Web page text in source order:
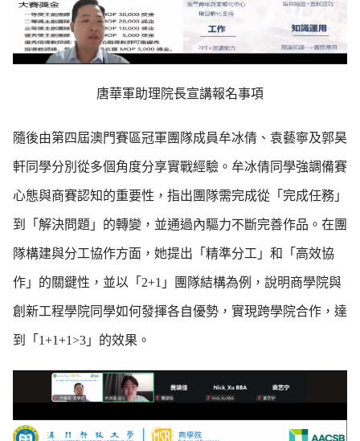
唐華軍助理院長宣講報名事項
隨後由第四屆澳門賽區冠軍團隊成員牟冰倩、袁藝寧及郭昊
軒同學分別從多個角度分享實戰經驗。牟冰倩同學強調備賽
心態與商賽認知的重要性，指出團隊需完成從「完成任務」
到「解決問題」的轉變，並通過內驅力不斷完善作品。在團
隊構建與分工協作方面，她提出「精準分工」和「高效協
作」的關鍵性，並以「2+1」團隊結構為例，說明商學院與
創新工程學院同學如何發揮各自優勢，實現跨學院合作，達
到「1+1+1>3」的效果。